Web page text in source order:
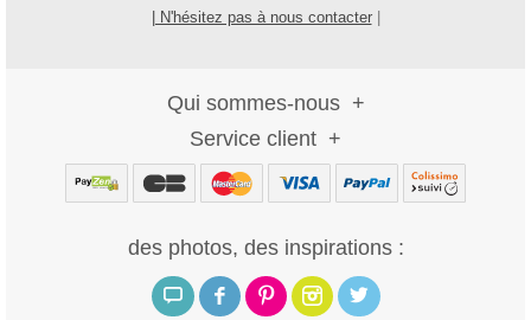
| N'hésitez pas à nous contacter|
Qui sommes-nous
Service client
des photos, des inspirations :